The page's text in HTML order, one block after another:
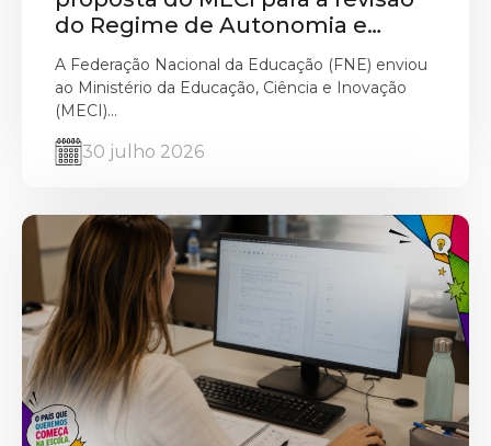
do Regime de Autonomia e
A Federação Nacional da Educação (FNE) enviou
ao Ministério da Educação, Ciência e Inovação
(MECI)...
30 julho 2026